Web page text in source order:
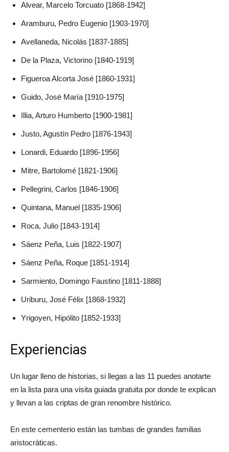
Alvear, Marcelo Torcuato [1868-1942]
Aramburu, Pedro Eugenio [1903-1970]
Avellaneda, Nicolás [1837-1885]
De la Plaza, Victorino [1840-1919]
Figueroa Alcorta José [1860-1931]
Guido, José María [1910-1975]
Illia, Arturo Humberto [1900-1981]
Justo, Agustín Pedro [1876-1943]
Lonardi, Eduardo [1896-1956]
Mitre, Bartolomé [1821-1906]
Pellegrini, Carlos [1846-1906]
Quintana, Manuel [1835-1906]
Roca, Julio [1843-1914]
Sáenz Peña, Luis [1822-1907]
Sáenz Peña, Roque [1851-1914]
Sarmiento, Domingo Faustino [1811-1888]
Uriburu, José Félix [1868-1932]
Yrigoyen, Hipólito [1852-1933]
Experiencias
Un lugar lleno de historias, si llegas a las 11 puedes anotarte
en la lista para una visita guiada gratuita por donde te explican
y llevan a las criptas de gran renombre histórico.
En este cementerio están las tumbas de grandes familias
aristocráticas.